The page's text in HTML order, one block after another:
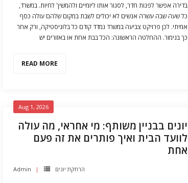
בדירה אפשר לפנות חדר, לסגור אותו ליומיים ולהמשיך לחיות. במשרד,
כל שעה שבה עשרה אנשים לא יכולים לשבת במקום שלהם עולה כסף
אמיתי. לכן פרויקט צביעה במשרד נמדד קודם כל בלוגיסטיקה, ורק אחר
כך בגימור. ההחלטה הראשונה: הכל בבת אחת או באזורים יש
READ MORE
יונים בבניין משותף: מי אחראי, מה עולה
לוועד הבית ואיך פותרים את זה פעם
אחת
Aug 1, 2026
Admin הרחקת יונים